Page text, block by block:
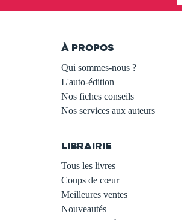
À PROPOS
Qui sommes-nous ?
L'auto-édition
Nos fiches conseils
Nos services aux auteurs
LIBRAIRIE
Tous les livres
Coups de cœur
Meilleures ventes
Nouveautés